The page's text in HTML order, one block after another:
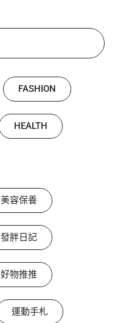
FASHION
HEALTH
美容保養
發胖日記
好物推推
運動手札